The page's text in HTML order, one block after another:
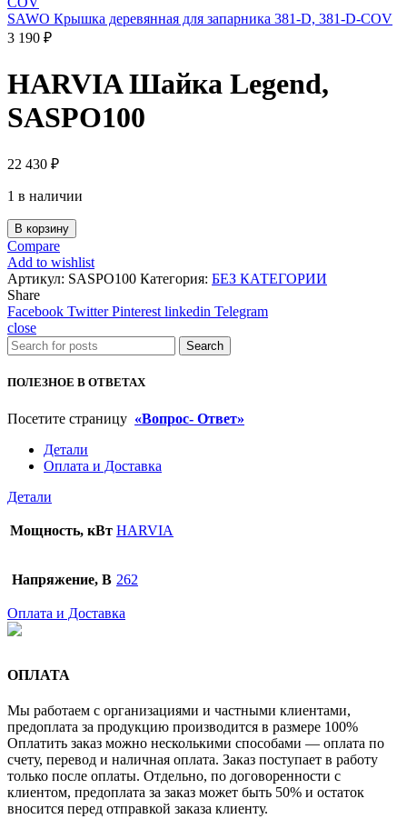
SAWO Крышка деревянная для запарника 381-D, 381-D-COV
3 190 ₽
HARVIA Шайка Legend,
SASPO100
22 430 ₽
1 в наличии
В корзину
Compare
Add to wishlist
Артикул: SASPO100 Категория: БЕЗ КАТЕГОРИИ
Share
Facebook Twitter Pinterest linkedin Telegram
close
Search
ПОЛЕЗНОЕ В ОТВЕТАХ
Посетите страницу «Вопрос- Ответ»
Детали
Оплата и Доставка
Детали
Мощность, кВт HARVIA
Напряжение, В 262
Оплата и Доставка
ОПЛАТА
Мы работаем с организациями и частными клиентами,
предоплата за продукцию производится в размере 100%
Оплатить заказ можно несколькими способами — оплата по
счету, перевод и наличная оплата. Заказ поступает в работу
только после оплаты. Отдельно, по договоренности с
клиентом, предоплата за заказ может быть 50% и остаток
вносится перед отправкой заказа клиенту.